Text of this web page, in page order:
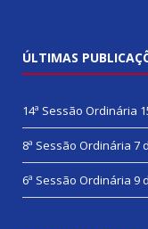
ÚLTIMAS
14ª Sessão Ordinária
8ª Sessão Ordinária 7
6ª Sessão Ordinária 9